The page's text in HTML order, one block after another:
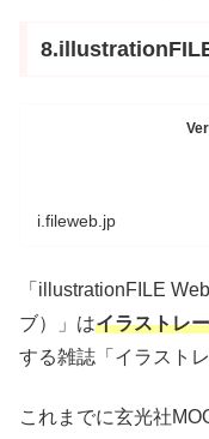
i.fileweb.jp
「illustrationFILE
ブ）」はイラストレ
する雑誌「イラスト
これまでに玄光社